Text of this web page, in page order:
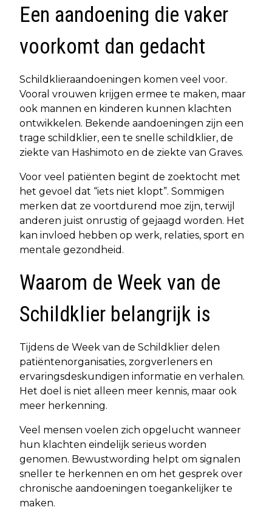
Een aandoening die vaker
voorkomt dan gedacht
Schildklieraandoeningen komen veel voor.
Vooral vrouwen krijgen ermee te maken, maar
ook mannen en kinderen kunnen klachten
ontwikkelen. Bekende aandoeningen zijn een
trage schildklier, een te snelle schildklier, de
ziekte van Hashimoto en de ziekte van Graves.
Voor veel patiënten begint de zoektocht met
het gevoel dat “iets niet klopt”. Sommigen
merken dat ze voortdurend moe zijn, terwijl
anderen juist onrustig of gejaagd worden. Het
kan invloed hebben op werk, relaties, sport en
mentale gezondheid.
Waarom de Week van de
Schildklier belangrijk is
Tijdens de Week van de Schildklier delen
patiëntenorganisaties, zorgverleners en
ervaringsdeskundigen informatie en verhalen.
Het doel is niet alleen meer kennis, maar ook
meer herkenning.
Veel mensen voelen zich opgelucht wanneer
hun klachten eindelijk serieus worden
genomen. Bewustwording helpt om signalen
sneller te herkennen en om het gesprek over
chronische aandoeningen toegankelijker te
maken.